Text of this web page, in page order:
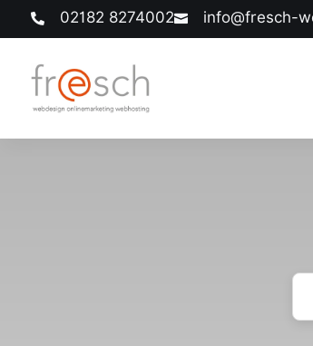
 02182 8274002 info@fresch-